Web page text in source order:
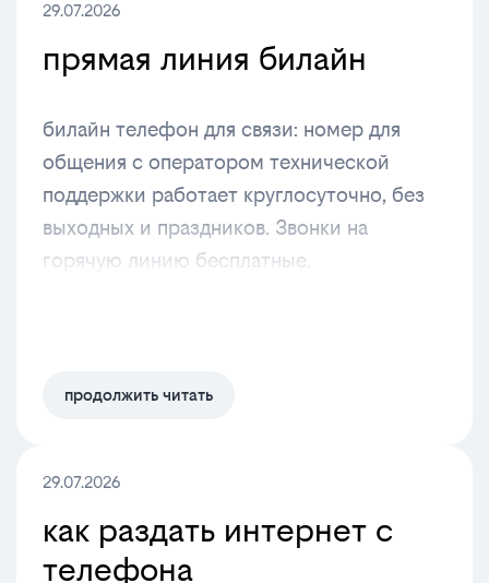
29.07.2026
прямая линия билайн
билайн телефон для связи: номер для
общения с оператором технической
поддержки работает круглосуточно, без
выходных и праздников. Звонки на
горячую линию бесплатные.
продолжить читать
29.07.2026
как раздать интернет с
телефона